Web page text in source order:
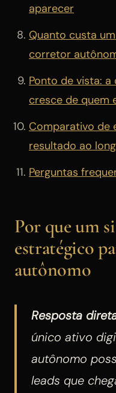
aparecer
Quanto custa
corretor
Ponto de vista:
cresce de quem
Comparativo de
resultado ao
Perguntas
Por que um
estratégico
autônomo
Resposta
único ativo
autônomo
leads que